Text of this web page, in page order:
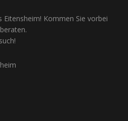
Eitensheim! Kommen Sie vorbei